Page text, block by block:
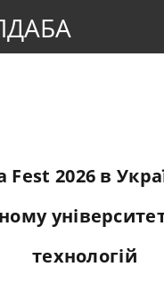
Fest 2026 в
технологій